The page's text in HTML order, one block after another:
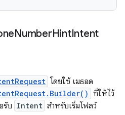
NumberHintIntent
โดยใช้ เมธอด
ที่ให้ไว้
รับ Intent สำหรับเริ่มโฟลว์